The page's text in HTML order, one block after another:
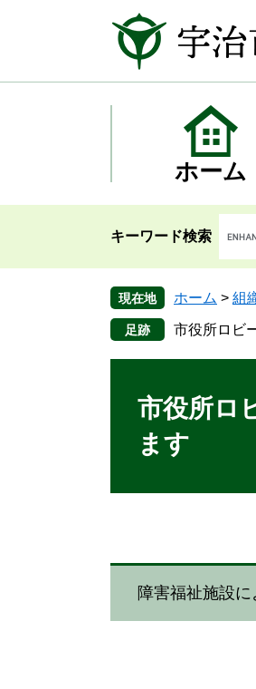
本
ホーム
キーワード検索
現在地 ホーム > 組
市役所ロビ
市役所ロ
ます
障害福祉施設